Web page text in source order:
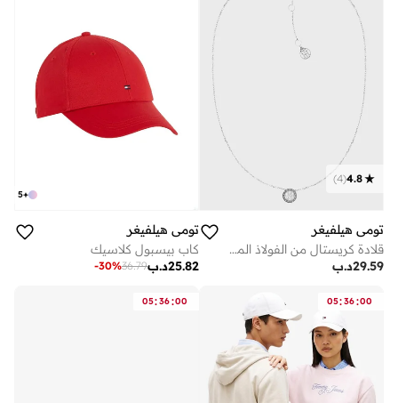
4.8
(
4
)
تومي هيلفيغر
قلادة كريستال من الفولاذ المقاوم للصدأ
د.ب29.59
+
5
تومي هيلفيغر
كاب بيسبول كلاسيك
د.ب25.82
36.79
-30%
05:36:00
05:36:00